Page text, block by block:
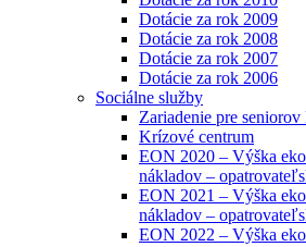
Dotácie za rok 2009
Dotácie za rok 2008
Dotácie za rok 2007
Dotácie za rok 2006
Sociálne služby
Zariadenie pre
Krízové centrum
EON 2020 – Výška
nákladov –
EON 2021 – Výška
nákladov –
EON 2022 – Výška